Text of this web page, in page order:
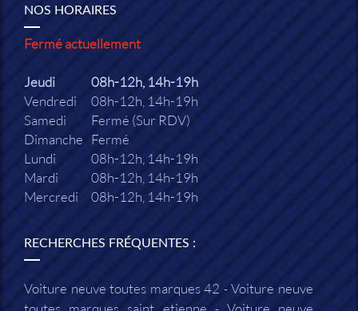
NOS HORAIRES
Fermé actuellement
Jeudi
08h-12h, 14h-19h
Vendredi
08h-12h, 14h-19h
Samedi
Fermé (Sur RDV)
Dimanche Fermé
Lundi
08h-12h, 14h-19h
Mardi
08h-12h, 14h-19h
Mercredi
08h-12h, 14h-19h
RECHERCHES FRÉQUENTES :
Voiture neuve toutes marques 42
Voiture neuve